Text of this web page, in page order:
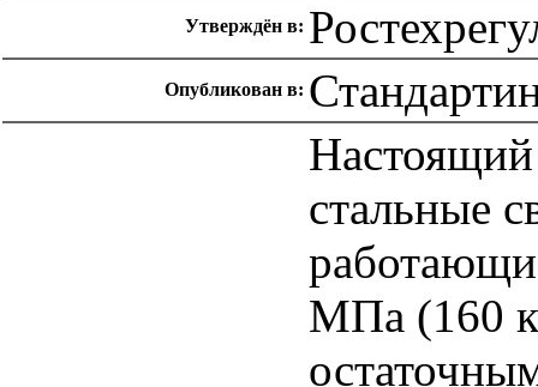
Утверждён в:
Опубликован в:
Настоящий
стальные
МПа (160